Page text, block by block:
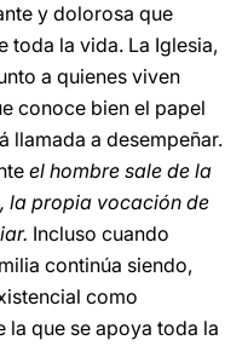
y dolorosa que
toda la vida. La Iglesia,
a quienes viven
conoce bien el papel
llamada a desempeñar.
el hombre sale de la
la propia vocación de
Incluso cuando
continúa siendo,
como
que se apoya toda la